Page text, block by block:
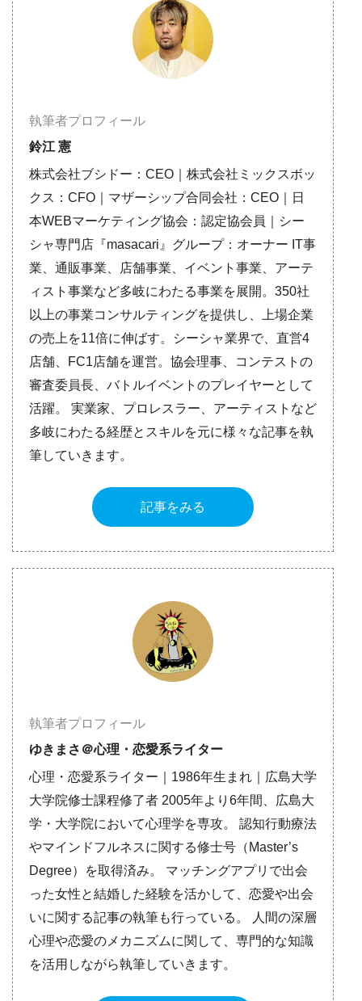
執筆者プロフィール
鈴江 憲
株式会社ブシドー：CEO｜株式会社ミックスボッ
クス：CFO｜マザーシップ合同会社：CEO｜日
本WEBマーケティング協会：認定協会員｜シー
シャ専門店『masacari』グループ：オーナー IT事
業、通販事業、店舗事業、イベント事業、アーテ
ィスト事業など多岐にわたる事業を展開。350社
以上の事業コンサルティングを提供し、上場企業
の売上を11倍に伸ばす。シーシャ業界で、直営4
店舗、FC1店舗を運営。協会理事、コンテストの
審査委員長、バトルイベントのプレイヤーとして
活躍。 実業家、プロレスラー、アーティストなど
多岐にわたる経歴とスキルを元に様々な記事を執
筆していきます。
記事をみる
執筆者プロフィール
ゆきまさ＠心理・恋愛系ライター
心理・恋愛系ライター｜1986年生まれ｜広島大学
大学院修士課程修了者 2005年より6年間、広島大
学・大学院において心理学を専攻。 認知行動療法
やマインドフルネスに関する修士号（Master’s
Degree）を取得済み。 マッチングアプリで出会
った女性と結婚した経験を活かして、恋愛や出会
いに関する記事の執筆も行っている。 人間の深層
心理や恋愛のメカニズムに関して、専門的な知識
を活用しながら執筆していきます。